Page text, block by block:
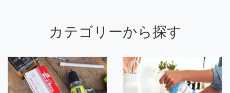
カテゴリーから探す